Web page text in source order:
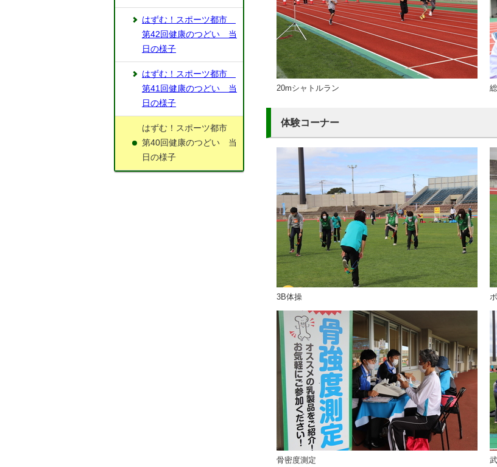
20mシャトルラン
体験コーナー
3B体操
骨密度測定
はずむ！スポーツ都市
第42回健康のつどい 当
日の様子
はずむ！スポーツ都市
第41回健康のつどい 当
日の様子
はずむ！スポーツ都市
第40回健康のつどい 当
日の様子